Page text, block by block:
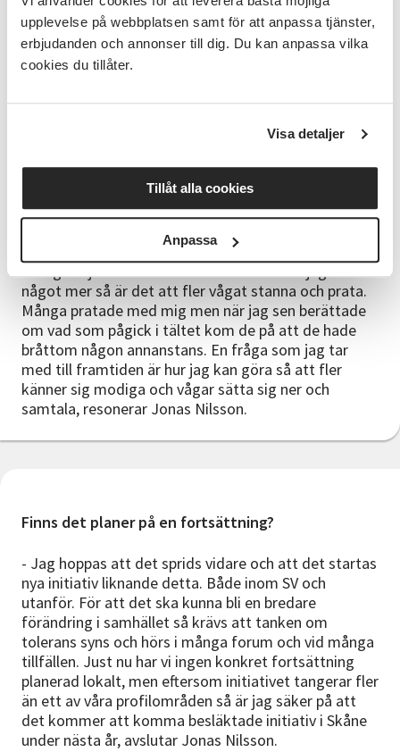
upplevelse på webbplatsen samt för att anpassa tjänster,
erbjudanden och annonser till dig. Du kan anpassa vilka
cookies du tillåter.
Visa detaljer
Tillåt alla cookies
Anpassa
berättade om vad vi gör. Men det var också folk som
kom fram och var nyfikna och började fråga. Några
kände igen SV:s logga och frågade om våra kurser
och då blev det ingången på samtalet. Några hade
berättar Jonas Nilsson.
- Jag är jättenöjd med idén och de fina samtalen
som blev av. Jag tror att de besökare som kom fick
med sig nya kunskaper som de i sin tur kan föra
vidare, och jag vet att de tre personerna i tältet var
väldigt nöjda med de möten de hade. Fick jag önska
något mer så är det att fler vågat stanna och prata.
Många pratade med mig men när jag sen berättade
om vad som pågick i tältet kom de på att de hade
bråttom någon annanstans. En fråga som jag tar
med till framtiden är hur jag kan göra så att fler
känner sig modiga och vågar sätta sig ner och
samtala, resonerar Jonas Nilsson.
Finns det planer på en fortsättning?
- Jag hoppas att det sprids vidare och att det startas
nya initiativ liknande detta. Både inom SV och
utanför. För att det ska kunna bli en bredare
förändring i samhället så krävs att tanken om
tolerans syns och hörs i många forum och vid många
tillfällen. Just nu har vi ingen konkret fortsättning
planerad lokalt, men eftersom initiativet tangerar fler
än ett av våra profilområden så är jag säker på att
det kommer att komma besläktade initiativ i Skåne
under nästa år, avslutar Jonas Nilsson.